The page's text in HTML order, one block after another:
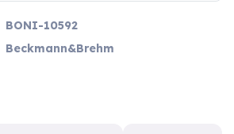
BONI-10592
Beckmann&Brehm